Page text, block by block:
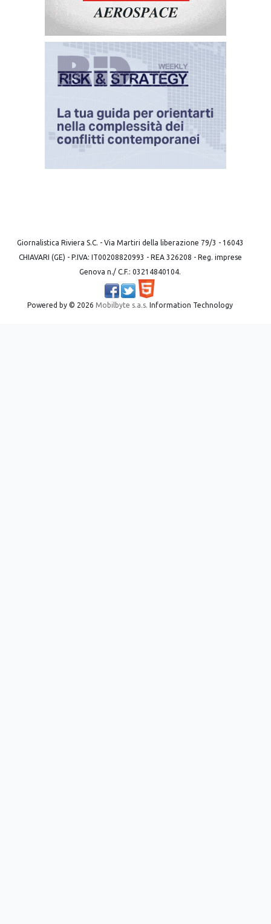
Giornalistica Riviera S.C. - Via Martiri della liberazione 79/3 - 16043
CHIAVARI (GE) - P.IVA: IT00208820993 - REA 326208 - Reg. imprese
Genova n./ C.F.: 03214840104.
Powered by © 2026 Mobilbyte s.a.s. Information Technology